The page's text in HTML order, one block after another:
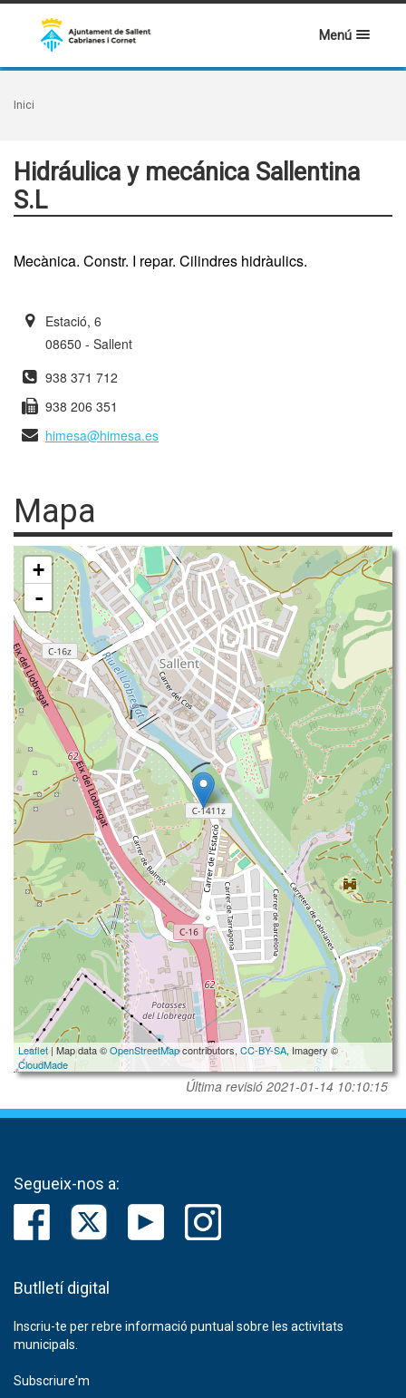
Menú
Inici
Hidráulica y mecánica Sallentina
S.L
Mecànica. Constr. I repar. Cilindres hidràulics.
Estació, 6
08650 - Sallent
938 371 712
938 206 351
himesa@himesa.es
Mapa
+
-
Leaflet| Map data ©OpenStreetMapcontributors, CC-BY-SA, Imagery ©
CloudMade
Última revisió 2021-01-14 10:10:15
Segueix-nos a:
Butlletí digital
Inscriu-te per rebre informació puntual sobre les activitats
municipals.
Subscriure'm